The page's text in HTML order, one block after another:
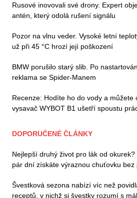
Rusové inovovali své drony. Expert
antén, který odolá rušení signálu
Pozor na vlnu veder. Vysoké letní
už při 45 °C hrozí její poškození
BMW porušilo starý slib. Po
reklama se Spider-Manem
Recenze: Hodíte ho do vody a můžete
vysavač WYBOT B1 ušetří spoustu
DOPORUČENÉ ČLÁNKY
Nejlepší druhý život pro lák od
pár dní získáte výraznou chuťovku bez
Švestková sezona nabízí víc než
receptů, v nichž si švestky rozumí s